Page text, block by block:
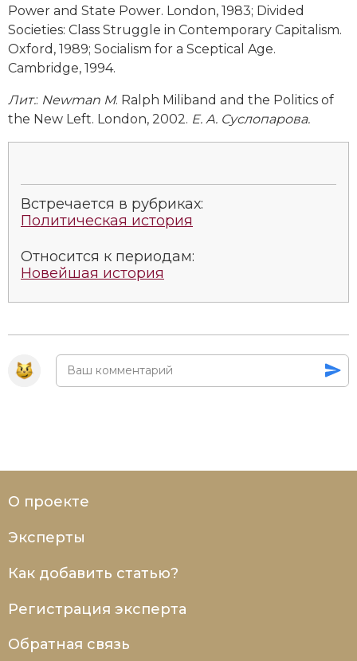
Power and State Power. London, 1983; Divided
Societies: Class Struggle in Contemporary Capitalism.
Oxford, 1989; Socialism for a Sceptical Age.
Cambridge, 1994.
Лит.: Newman M. Ralph Miliband and the Politics of
the New Left. London, 2002. Е. А. Суслопарова.
Встречается в рубриках:
Политическая история
Относится к периодам:
Новейшая история
О проекте
Эксперты
Как добавить статью?
Регистрация эксперта
Обратная связь